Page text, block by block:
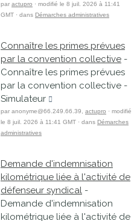
par actupro · modifié le 8 juil. 2026 à 11:41
GMT · dans Démarches administratives
Connaître les primes prévues
par la convention collective -
Connaître les primes prévues
par la convention collective -
Simulateur
par anonyme@66.249.66.39, actupro · modifié
le 8 juil. 2026 à 11:41 GMT · dans Démarches
administratives
Demande d'indemnisation
kilométrique liée à l'activité de
défenseur syndical -
Demande d'indemnisation
kilométrique liée à l'activité de